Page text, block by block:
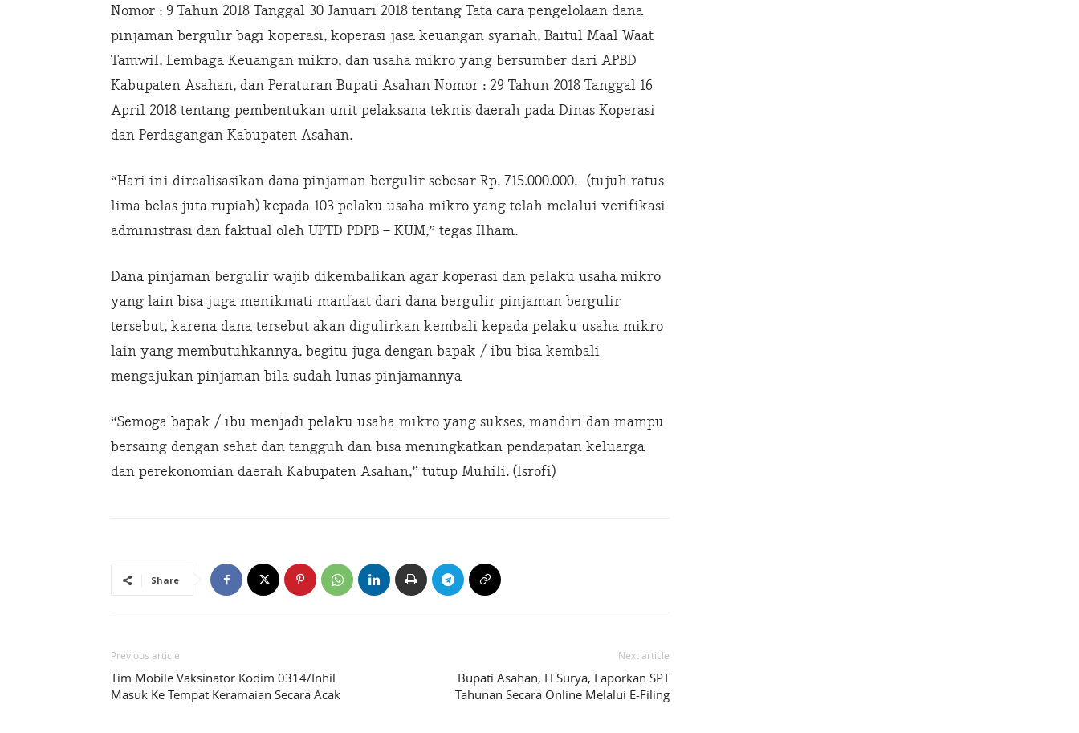
Nomor : 9 Tahun 2018 Tanggal 30 Januari 2018 tentang Tata cara pengelolaan dana
pinjaman bergulir bagi koperasi, koperasi jasa keuangan syariah, Baitul Maal Waat
Tamwil, Lembaga Keuangan mikro, dan usaha mikro yang bersumber dari APBD
Kabupaten Asahan, dan Peraturan Bupati Asahan Nomor : 29 Tahun 2018 Tanggal 16
April 2018 tentang pembentukan unit pelaksana teknis daerah pada Dinas Koperasi
dan Perdagangan Kabupaten Asahan.
“Hari ini direalisasikan dana pinjaman bergulir sebesar Rp. 715.000.000,- (tujuh ratus
lima belas juta rupiah) kepada 103 pelaku usaha mikro yang telah melalui verifikasi
administrasi dan faktual oleh UPTD PDPB – KUM,” tegas Ilham.
Dana pinjaman bergulir wajib dikembalikan agar koperasi dan pelaku usaha mikro
yang lain bisa juga menikmati manfaat dari dana bergulir pinjaman bergulir
tersebut, karena dana tersebut akan digulirkan kembali kepada pelaku usaha mikro
lain yang membutuhkannya, begitu juga dengan bapak / ibu bisa kembali
mengajukan pinjaman bila sudah lunas pinjamannya
“Semoga bapak / ibu menjadi pelaku usaha mikro yang sukses, mandiri dan mampu
bersaing dengan sehat dan tangguh dan bisa meningkatkan pendapatan keluarga
dan perekonomian daerah Kabupaten Asahan,” tutup Muhili. (Isrofi)
Share
Previous article
Tim Mobile Vaksinator Kodim 0314/Inhil
Masuk Ke Tempat Keramaian Secara Acak
Next article
Bupati Asahan, H Surya, Laporkan SPT
Tahunan Secara Online Melalui E-Filing